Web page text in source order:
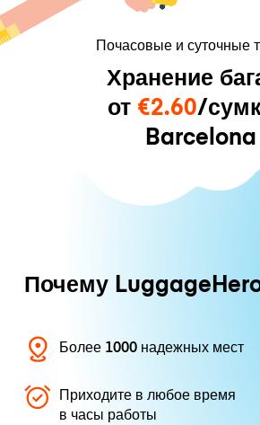
Почасовые и суточные
Хранение
от €2.60/
Barcelona
Почему
Более 1000 надежных мест
Приходите в любое время
в часы работы